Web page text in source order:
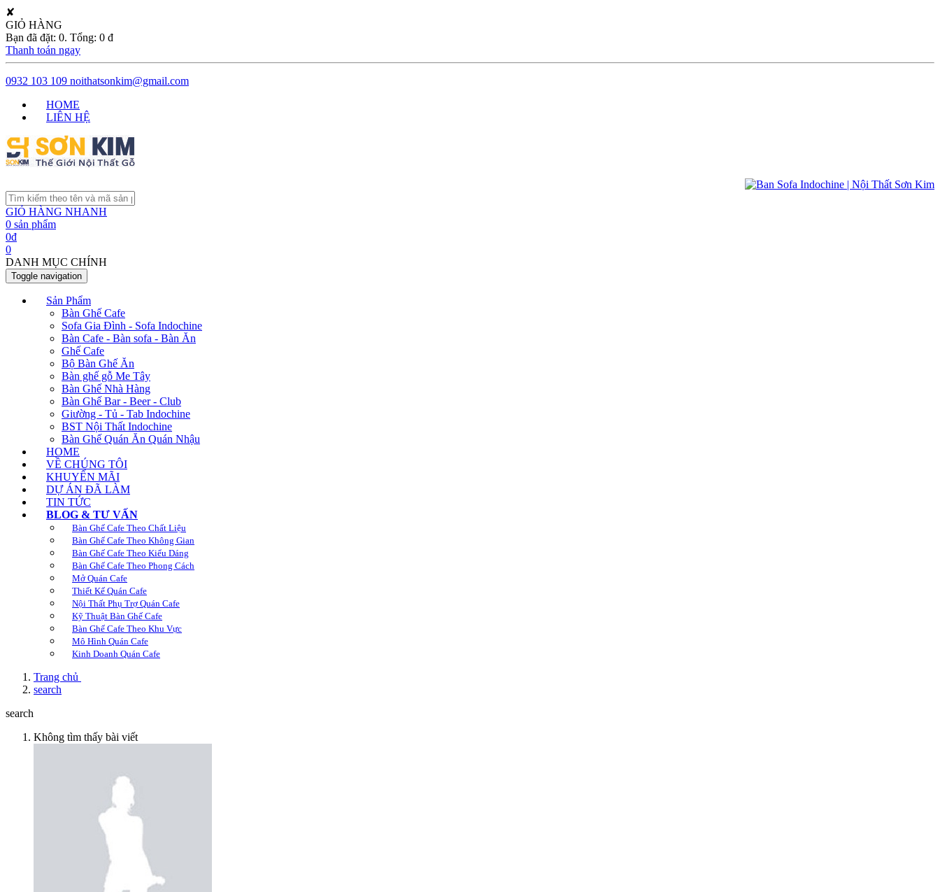
✘
GIỎ HÀNG
Bạn đã đặt: 0. Tổng: 0 đ
Thanh toán ngay
0932 103 109 noithatsonkim@gmail.com
HOME
LIÊN HỆ
GIỎ HÀNG NHANH
0 sản phẩm
0đ
0
DANH MỤC CHÍNH
Toggle navigation
Sản Phẩm
Bàn Ghế Cafe
Sofa Gia Đình - Sofa Indochine
Bàn Cafe - Bàn sofa - Bàn Ăn
Ghế Cafe
Bộ Bàn Ghế Ăn
Bàn ghế gỗ Me Tây
Bàn Ghế Nhà Hàng
Bàn Ghế Bar - Beer - Club
Giường - Tủ - Tab Indochine
BST Nội Thất Indochine
Bàn Ghế Quán Ăn Quán Nhậu
HOME
VỀ CHÚNG TÔI
KHUYẾN MÃI
DỰ ÁN ĐÃ LÀM
TIN TỨC
BLOG & TƯ VẤN
Bàn Ghế Cafe Theo Chất Liệu
Bàn Ghế Cafe Theo Không Gian
Bàn Ghế Cafe Theo Kiểu Dáng
Bàn Ghế Cafe Theo Phong Cách
Mở Quán Cafe
Thiết Kế Quán Cafe
Nội Thất Phụ Trợ Quán Cafe
Kỹ Thuật Bàn Ghế Cafe
Bàn Ghế Cafe Theo Khu Vực
Mô Hình Quán Cafe
Kinh Doanh Quán Cafe
Trang chủ
search
search
Không tìm thấy bài viết